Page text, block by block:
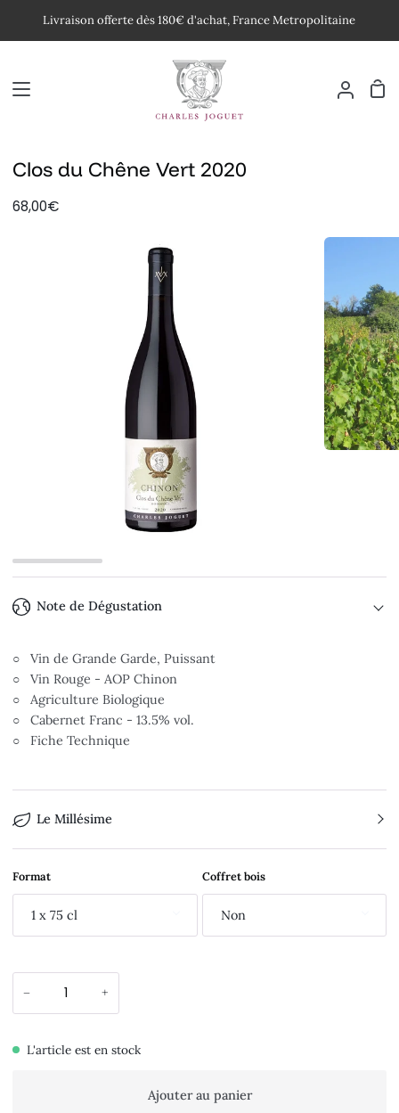
Livraison offerte dès 180€ d'achat, France Metropolitaine
Mon
Clos du Chêne Vert 2020
68,00€
Note de Dégustation
○ Vin de Grande Garde, Puissant
○ Vin Rouge - AOP Chinon
○ Agriculture Biologique
○ Cabernet Franc - 13.5% vol.
○ Fiche Technique
Le Millésime
Format
1 x 75 cl
Coffret bois
Non
− +
L'article est en stock
Ajouter au panier